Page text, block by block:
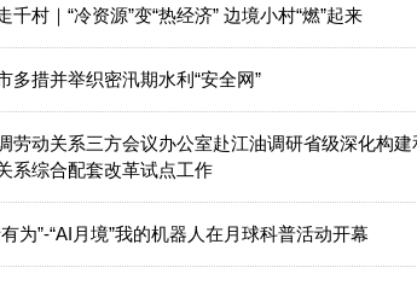
千村｜“冷资源”变“热经济” 边境小村“燃”起来
多措并举织密汛期水利“安全网”
劳动关系三方会议办公室赴江油调研省级深化构建
系综合配套改革试点工作
为”-“AI月境”我的机器人在月球科普活动开幕